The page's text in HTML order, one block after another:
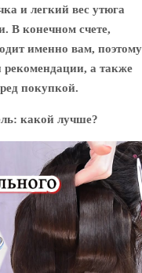
и легкий вес утюга
В конечном счете,
именно вам, поэтому
рекомендации, а также
покупкой.